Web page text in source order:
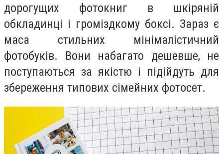
дорогущих фотокниг в шкіряній
обкладинці і громіздкому боксі. Зараз є
маса стильних мінімалістичний
фотобуків. Вони набагато дешевше, не
поступаються за якістю і підійдуть для
збереження типових сімейних фотосет.